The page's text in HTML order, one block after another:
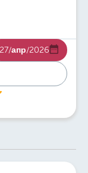
27/апр/2026